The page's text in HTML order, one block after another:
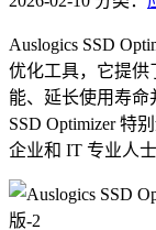
Auslogics SSD
优化工具，它提供
能、延长使用寿命
SSD Optimizer 特
企业和 IT 专业人士